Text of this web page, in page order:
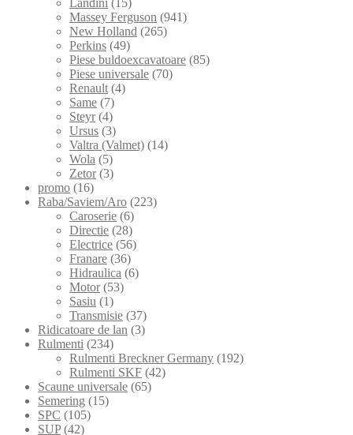
Massey Ferguson (941)
New Holland (265)
Perkins (49)
Piese buldoexcavatoare (85)
Piese universale (70)
Renault (4)
Same (7)
Steyr (4)
Ursus (3)
Valtra (Valmet) (14)
Wola (5)
Zetor (3)
promo (16)
Raba/Saviem/Aro (223)
Caroserie (6)
Directie (28)
Electrice (56)
Franare (36)
Hidraulica (6)
Motor (53)
Sasiu (1)
Transmisie (37)
Ridicatoare de lan (3)
Rulmenti (234)
Rulmenti Breckner Germany (192)
Rulmenti SKF (42)
Scaune universale (65)
Semering (15)
SPC (105)
SUP (42)